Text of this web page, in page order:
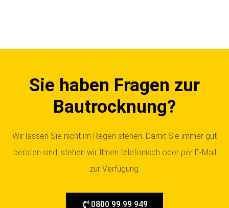
Sie haben Fragen zur
Bautrocknung?
Wir lassen Sie nicht im Regen stehen. Damit Sie immer gut
beraten sind, stehen wir Ihnen telefonisch oder per E-Mail
zur Verfügung.
0800 99 99 949